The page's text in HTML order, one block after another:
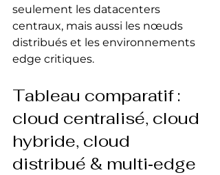
seulement les datacenters
centraux, mais aussi les nœuds
distribués et les environnements
edge critiques.
Tableau comparatif :
cloud centralisé, cloud
hybride, cloud
distribué & multi‑edge